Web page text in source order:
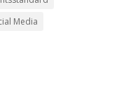
Media